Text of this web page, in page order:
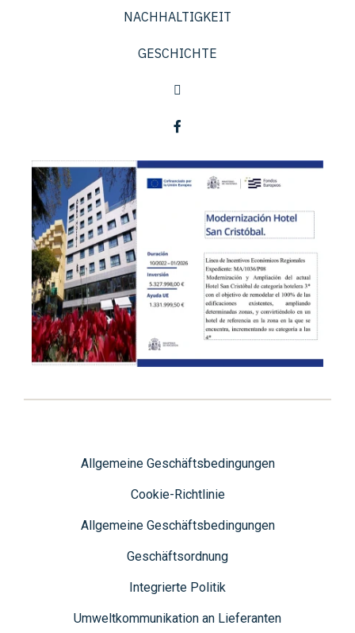
NACHHALTIGKEIT
GESCHICHTE
Allgemeine Geschäftsbedingungen
Cookie-Richtlinie
Allgemeine Geschäftsbedingungen
Geschäftsordnung
Integrierte Politik
Umweltkommunikation an Lieferanten